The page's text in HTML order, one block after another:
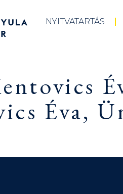
NYITVATARTÁS
Éva,